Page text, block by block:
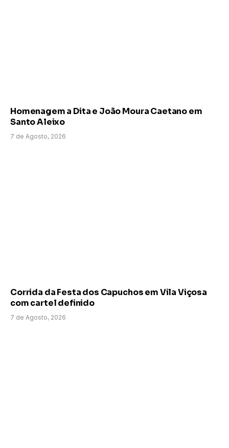
Homenagem a Dita e João Moura Caetano em
Santo Aleixo
7 de Agosto, 2026
Corrida da Festa dos Capuchos em Vila Viçosa
com cartel definido
7 de Agosto, 2026